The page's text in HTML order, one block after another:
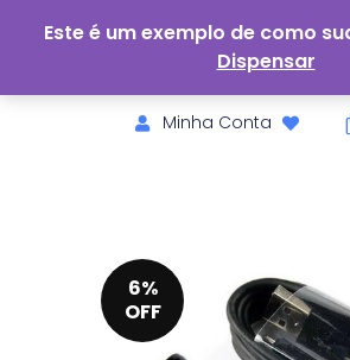
Minha Conta
6%
OFF
Este é um exemplo de como
Dispensar